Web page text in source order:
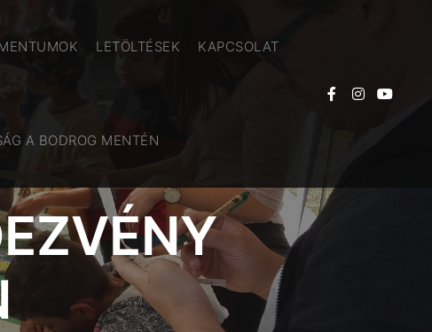
LETÖLTÉSEK KAPCSOLAT
A BODROG MENTÉN